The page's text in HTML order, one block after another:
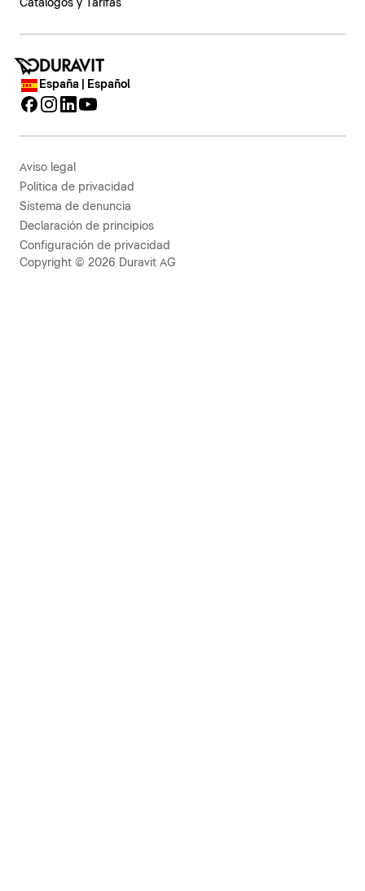
Catálogos y Tarifas
España | Español
Aviso legal
Política de privacidad
Sistema de denuncia
Declaración de principios
Configuración de privacidad
Copyright © 2026 Duravit AG